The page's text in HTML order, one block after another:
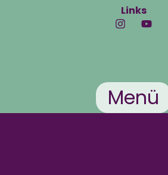
Links
Menü